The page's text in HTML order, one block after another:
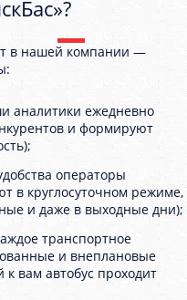
в нашей компании —
аналитики ежедневно
и формируют
операторы
в круглосуточном режиме,
и даже в выходные дни);
транспортное
и внеплановые
вам автобус проходит